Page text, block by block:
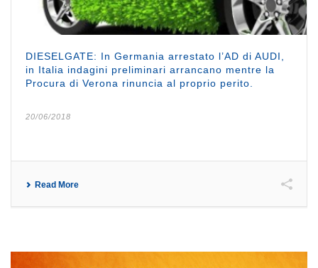
DIESELGATE: In Germania arrestato l’AD di AUDI,
in Italia indagini preliminari arrancano mentre la
Procura di Verona rinuncia al proprio perito.
20/06/2018
Read More